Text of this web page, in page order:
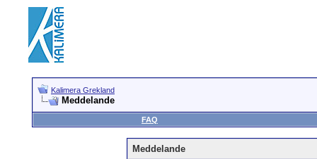
Kalimera Grekland
Meddelande
FAQ
Meddelande